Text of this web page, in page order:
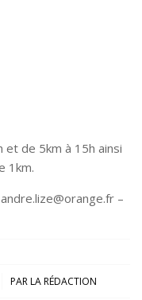
et de 5km à 15h ainsi
1km.
–
PARLA RÉDACTION